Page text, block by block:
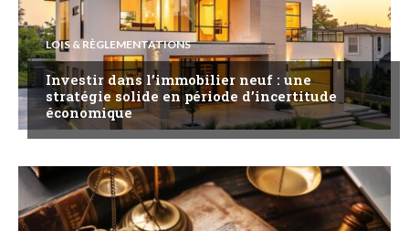
LOIS & RÈGLEMENTATIONS
Investir dans l’immobilier neuf : une
stratégie solide en période d’incertitude
économique